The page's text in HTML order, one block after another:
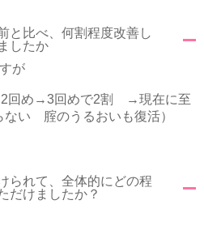
比べ、何割程度改善し
ましたか
が
め→3回めで2割 →現在に至
ない 腟のうるおいも復活）
られて、全体的にどの程
だけましたか？